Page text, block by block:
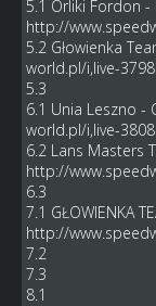
5.1 Orliki Fordon
http://
5.2 Głowienka
world.pl/i,live-
5.3
6.1 Unia Leszno -
world.pl/i,live-
6.2 Lans Masters
http://
6.3
7.1 GŁOWIENKA
http://
7.2
7.3
8.1